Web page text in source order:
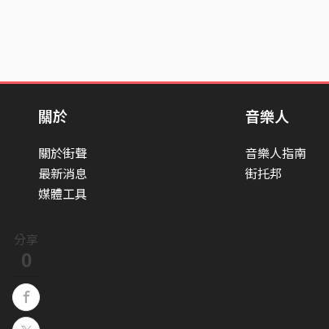
分享
0
關於
關於街聲
最新消息
媒體工具
音樂人
音樂人指南
街托邦